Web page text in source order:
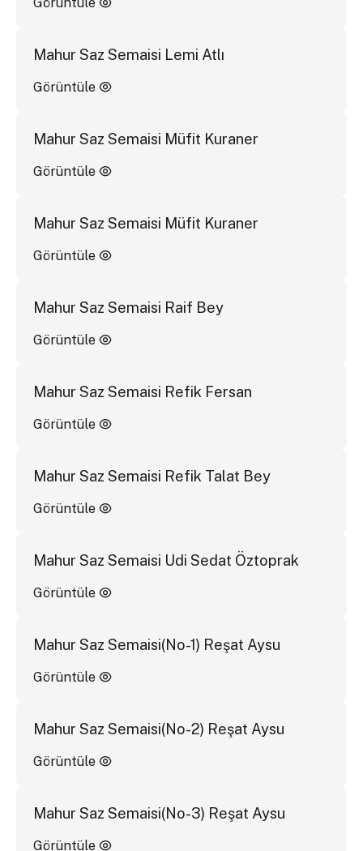
Mahur Saz Semaisi Lemi Atlı
Görüntüle
Mahur Saz Semaisi Müfit Kuraner
Görüntüle
Mahur Saz Semaisi Müfit Kuraner
Görüntüle
Mahur Saz Semaisi Raif Bey
Görüntüle
Mahur Saz Semaisi Refik Fersan
Görüntüle
Mahur Saz Semaisi Refik Talat Bey
Görüntüle
Mahur Saz Semaisi Udi Sedat Öztoprak
Görüntüle
Mahur Saz Semaisi(No-1) Reşat Aysu
Görüntüle
Mahur Saz Semaisi(No-2) Reşat Aysu
Görüntüle
Mahur Saz Semaisi(No-3) Reşat Aysu
Görüntüle